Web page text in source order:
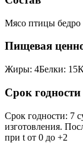
Мясо птицы бедро
Пищевая
Жиры: 4Белки: 15
Срок годности
Срок годности: 7
изготовления.
при t от 0 до +2